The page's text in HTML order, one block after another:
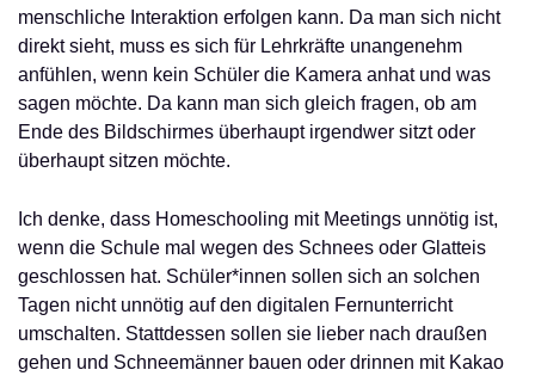
menschliche Interaktion erfolgen kann. Da man sich nicht
direkt sieht, muss es sich für Lehrkräfte unangenehm
anfühlen, wenn kein Schüler die Kamera anhat und was
sagen möchte. Da kann man sich gleich fragen, ob am
Ende des Bildschirmes überhaupt irgendwer sitzt oder
überhaupt sitzen möchte.
Ich denke, dass Homeschooling mit Meetings unnötig ist,
wenn die Schule mal wegen des Schnees oder Glatteis
geschlossen hat. Schüler*innen sollen sich an solchen
Tagen nicht unnötig auf den digitalen Fernunterricht
umschalten. Stattdessen sollen sie lieber nach draußen
gehen und Schneemänner bauen oder drinnen mit Kakao